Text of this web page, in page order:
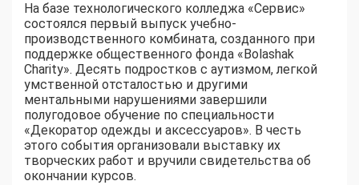
На базе технологического колледжа «Сервис»
состоялся первый выпуск учебно-
производственного комбината, созданного при
поддержке общественного фонда «Bolashak
Charity». Десять подростков с аутизмом, легкой
умственной отсталостью и другими
ментальными нарушениями завершили
полугодовое обучение по специальности
«Декоратор одежды и аксессуаров». В честь
этого события организовали выставку их
творческих работ и вручили свидетельства об
окончании курсов.